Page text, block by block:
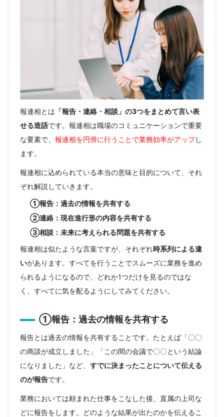
報連相とは 「報告・連絡・相談」の3つをまとめて言い表
せる造語です。報連相は職場のコミュニケーションで重要
な要素で、 報連相を円滑に行うことで業務効率がアップし
ます。
報連相に込められている本当の意味と目的について、それ
ぞれ解説していきます。
①報告：過去の情報を共有する
②連絡：現在進行形の内容を共有する
③相談：未来に考えられる問題を共有する
報連相は似たような言葉ですが、それぞれ時系列による違
いがあります。すべてを行うことでスムーズに業務を進め
られるようになるので、どれか1つだけを見るのではな
く、すべてに気を配るようにしてみてください。
①報告：過去の情報を共有する
報告とは過去の情報を共有することです。たとえば「〇〇
の商談が成立しました」「この間の会議で〇〇という結論
になりました」など、 すでに決まったことについて伝える
のが報告です。
業務においては頼まれた仕事をこなした後、直属の上司な
どに報告をします。どのような結果が出たのかを伝えるこ